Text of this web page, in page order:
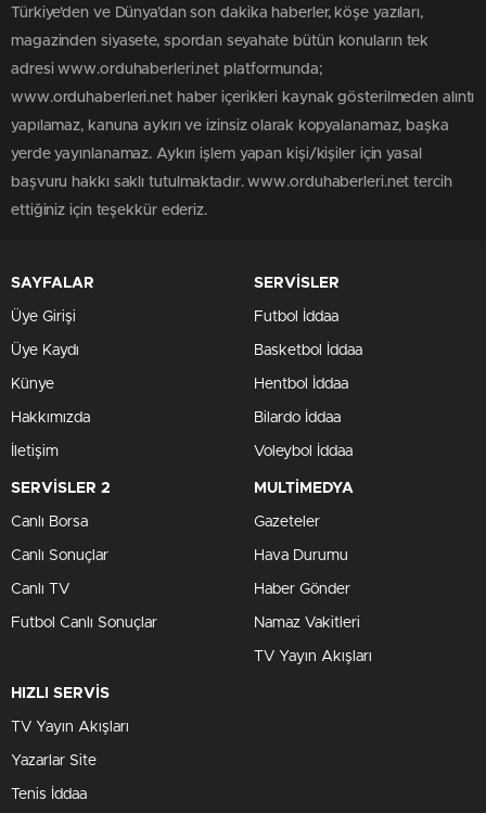
Türkiye'den ve Dünya’dan son dakika haberler, köşe yazıları,
magazinden siyasete, spordan seyahate bütün konuların tek
adresi www.orduhaberleri.net platformunda;
www.orduhaberleri.net haber içerikleri kaynak gösterilmeden alıntı
yapılamaz, kanuna aykırı ve izinsiz olarak kopyalanamaz, başka
yerde yayınlanamaz. Aykırı işlem yapan kişi/kişiler için yasal
başvuru hakkı saklı tutulmaktadır. www.orduhaberleri.net tercih
ettiğiniz için teşekkür ederiz.
SAYFALAR
Üye Girişi
Üye Kaydı
Künye
Hakkımızda
İletişim
SERVİSLER
Futbol İddaa
Basketbol İddaa
Hentbol İddaa
Bilardo İddaa
Voleybol İddaa
SERVİSLER 2
Canlı Borsa
Canlı Sonuçlar
Canlı TV
Futbol Canlı Sonuçlar
MULTİMEDYA
Gazeteler
Hava Durumu
Haber Gönder
Namaz Vakitleri
TV Yayın Akışları
HIZLI SERVİS
TV Yayın Akışları
Yazarlar Site
Tenis İddaa